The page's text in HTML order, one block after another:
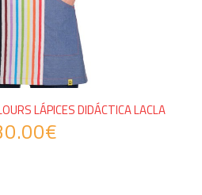
LÁPICES DIDÁCTICA LACLA